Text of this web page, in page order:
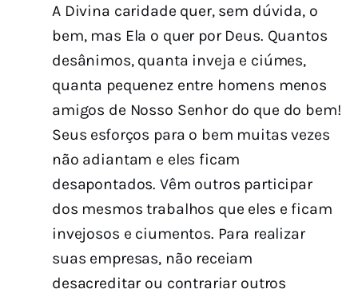
A Divina caridade quer, sem dúvida, o
bem, mas Ela o quer por Deus. Quantos
desânimos, quanta inveja e ciúmes,
quanta pequenez entre homens menos
amigos de Nosso Senhor do que do bem!
Seus esforços para o bem muitas vezes
não adiantam e eles ficam
desapontados. Vêm outros participar
dos mesmos trabalhos que eles e ficam
invejosos e ciumentos. Para realizar
suas empresas, não receiam
desacreditar ou contrariar outros